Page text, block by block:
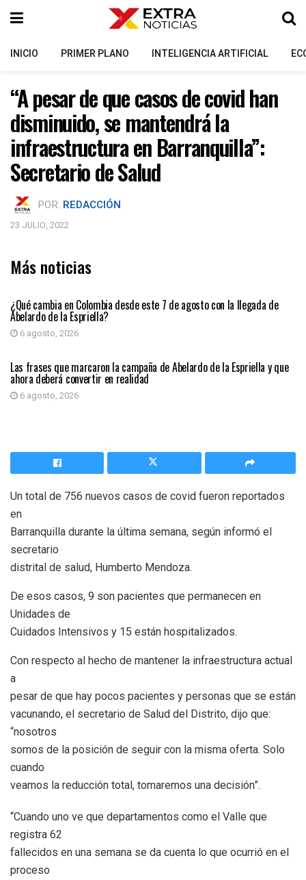
INICIO PRIMER PLANO INTELIGENCIA ARTIFICIAL
“A pesar de que casos de covid han
disminuido, se mantendrá la
infraestructura en Barranquilla”:
Secretario de Salud
POR: REDACCIÓN
23 JULIO, 2022
Más noticias
¿Qué cambia en Colombia desde este 7 de agosto con la llegada de
Abelardo de la Espriella?
6 agosto, 2026
PRIMER PLANO
Las frases que marcaron la campaña de Abelardo de la Espriella y que
ahora deberá convertir en realidad
6 agosto, 2026
Un total de 756 nuevos casos de covid fueron reportados
en
Barranquilla durante la última semana, según informó el
secretario
distrital de salud, Humberto Mendoza.
De esos casos, 9 son pacientes que permanecen en
Unidades de
Cuidados Intensivos y 15 están hospitalizados.
Con respecto al hecho de mantener la infraestructura actual
a
pesar de que hay pocos pacientes y personas que se están
vacunando, el secretario de Salud del Distrito, dijo que:
“nosotros
somos de la posición de seguir con la misma oferta. Solo
cuando
veamos la reducción total, tomaremos una decisión”.
“Cuando uno ve que departamentos como el Valle que
registra 62
fallecidos en una semana se da cuenta lo que ocurrió en el
proceso